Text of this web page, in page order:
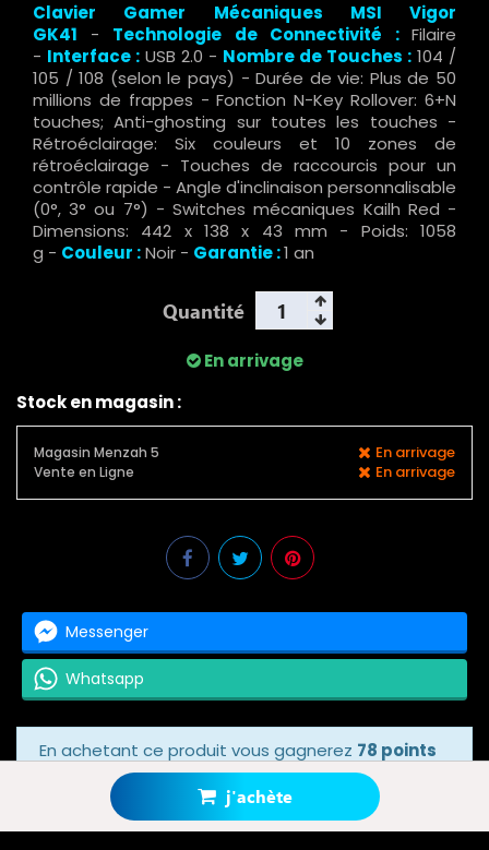
Clavier Gamer Mécaniques MSI Vigor
GK41 - Technologie de Connectivité : Filaire
- Interface : USB 2.0 - Nombre de Touches : 104 /
105 / 108 (selon le pays) - Durée de vie: Plus de 50
millions de frappes - Fonction N-Key Rollover: 6+N
touches; Anti-ghosting sur toutes les touches -
Rétroéclairage: Six couleurs et 10 zones de
rétroéclairage - Touches de raccourcis pour un
contrôle rapide - Angle d'inclinaison personnalisable
(0°, 3° ou 7°) - Switches mécaniques Kailh Red -
Dimensions: 442 x 138 x 43 mm - Poids: 1058
g - Couleur :Noir - Garantie :1 an
Quantité
j'achète
En arrivage
Stock en magasin :
Magasin Menzah 5 En arrivage
Vente en Ligne En arrivage
Messenger
Whatsapp
En achetant ce produit vous gagnerez 78 points
grâce à notre programme de fidélité.
Votre panier totalisera78 points bonus